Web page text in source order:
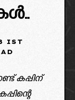
IST
കപ്പിന്